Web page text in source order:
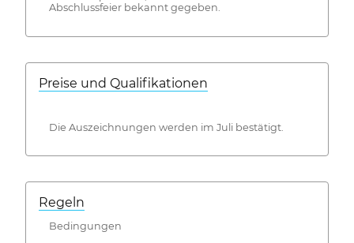
Abschlussfeier bekannt gegeben.
Preise und Qualifikationen
Die Auszeichnungen werden im Juli bestätigt.
Regeln
Bedingungen